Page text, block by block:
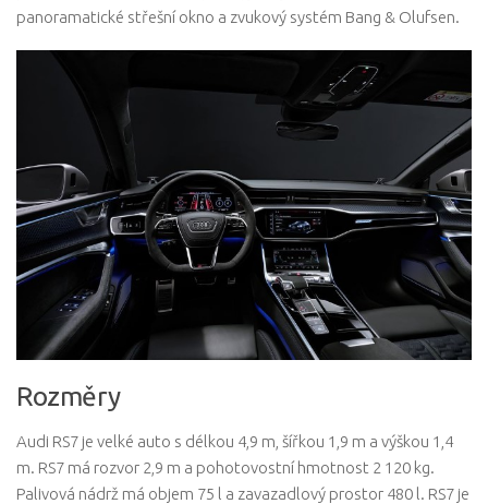
panoramatické střešní okno a zvukový systém Bang & Olufsen.
Rozměry
Audi RS7 je velké auto s délkou 4,9 m, šířkou 1,9 m a výškou 1,4
m. RS7 má rozvor 2,9 m a pohotovostní hmotnost 2 120 kg.
Palivová nádrž má objem 75 l a zavazadlový prostor 480 l. RS7 je